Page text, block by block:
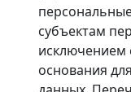
субъектам
исключением
основания